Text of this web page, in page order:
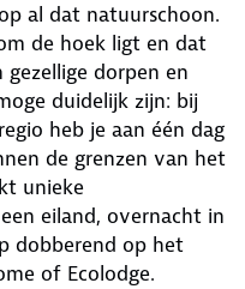
al dat natuurschoon.
de hoek ligt en dat
dorpen en
duidelijk zijn: bij
heb je aan één dag
de grenzen van het
unieke
eiland, overnacht in
dobberend op het
of Ecolodge.